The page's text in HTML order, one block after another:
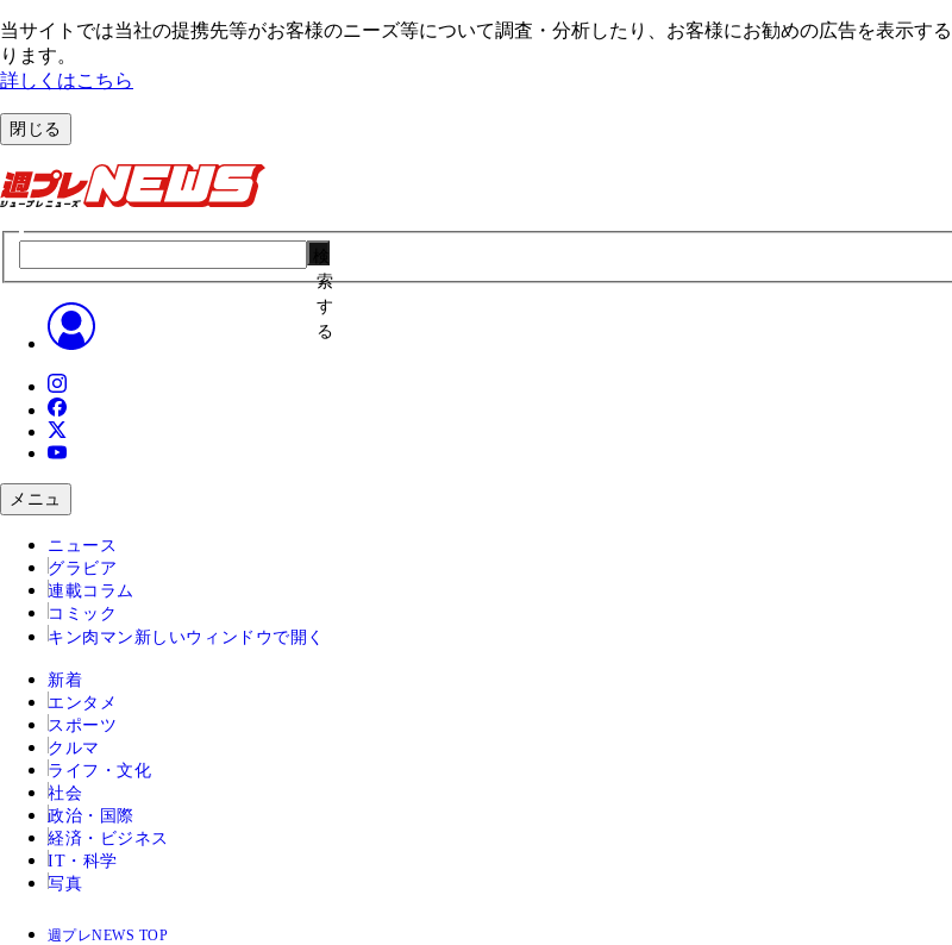
当サイトでは当社の提携先等がお客様のニーズ等について調査・分析したり、お客様にお勧めの広告を表⽰す
ります。
詳しくはこちら
閉じる
索
す
る
メニュ
ニュース
グラビア
連載コラム
コミック
キン肉マン 新しいウィンドウで開く
新着
エンタメ
スポーツ
クルマ
ライフ・文化
社会
政治・国際
経済・ビジネス
IT・科学
写真
週プレNEWS TOP